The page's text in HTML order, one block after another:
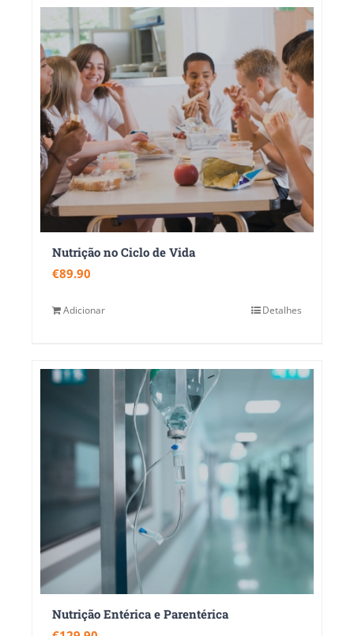
Nutrição no Ciclo de Vida
€89.90
Adicionar Detalhes
Nutrição Entérica e Parentérica